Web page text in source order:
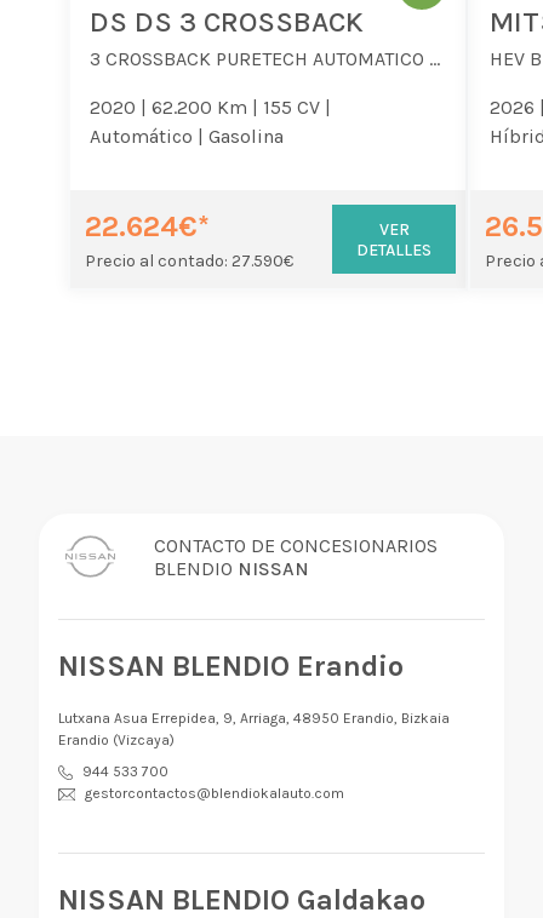
DS DS 3 CROSSBACK
3 CROSSBACK PURETECH AUTOMATICO PERFORMANCE
2020 | 62.200 Km |
155 CV |
Automático |
Gasolina
22.624€*
Precio al contado: 27.590€
VER
DETALLES
HEV
2026
Precio
CONTACTO DE CONCESIONARIOS
BLENDIO NISSAN
NISSAN BLENDIO Erandio
Lutxana Asua Errepidea, 9, Arriaga, 48950 Erandio, Bizkaia
Erandio (Vizcaya)
944 533 700
gestorcontactos@blendiokalauto.com
NISSAN BLENDIO Galdakao